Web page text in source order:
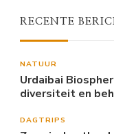
RECENTE
NATUUR
Urdaibai
diversiteit en
DAGTRIPS